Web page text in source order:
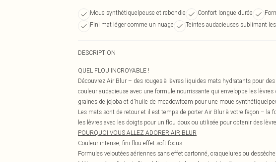
Moue synthétiquelpeuse et rebondie Confort longue durée
Fini mat léger comme un nuage
Teintes audacieuses sublimant
DESCRIPTION
QUEL FLOU INCROYABLE !
Découvrez Air Blur – des rouges à lèvres liquides mats hydratants pour
couleur audacieuse avec une formule nourrissante qui enveloppe les
graines de jojoba et d'huile de meadowfoam pour une moue
Les mats sont de retour et il est temps de porter Air Blur à votre façon – la
les lèvres avec les doigts pour un flou doux ou utilisée pour obtenir des
POURQUOI VOUS ALLEZ ADORER AIR BLUR
Couleur intense, fini flou effet soft-focus
Formules veloutées aériennes sans effet cartonné, craquelures ou